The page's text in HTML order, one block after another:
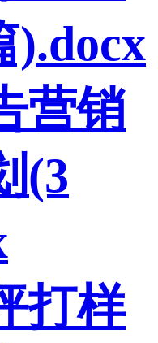
).docx
营销
(3
打样